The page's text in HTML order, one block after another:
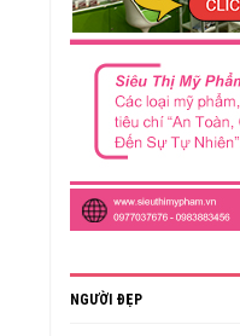
NGƯỜI ĐẸP